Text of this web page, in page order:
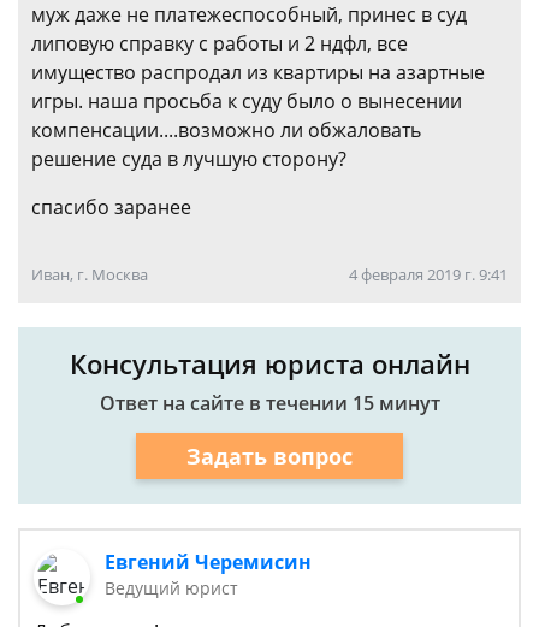
муж даже не платежеспособный, принес в суд
липовую справку с работы и 2 ндфл, все
имущество распродал из квартиры на азартные
игры. наша просьба к суду было о вынесении
компенсации....возможно ли обжаловать
решение суда в лучшую сторону?
спасибо заранее
Иван, г. Москва 4 февраля 2019 г. 9:41
Консультация юриста онлайн
Ответ на сайте в течении 15 минут
Задать вопрос
Евгений Черемисин
Ведущий юрист